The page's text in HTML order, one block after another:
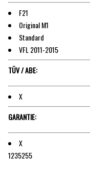
F21
Original M1
Standard
VFL 2011-2015
TÜV / ABE:
X
GARANTIE:
X
1235255